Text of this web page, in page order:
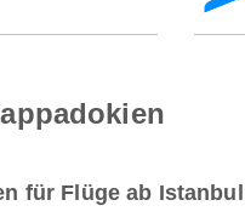
für Flüge ab